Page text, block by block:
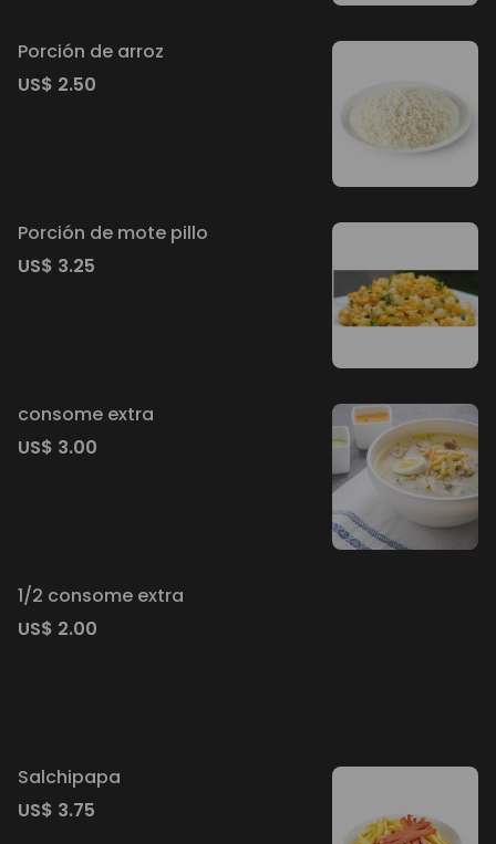
Porción de arroz
US$ 2.50
Porción de mote pillo
US$ 3.25
consome extra
US$ 3.00
1/2 consome extra
US$ 2.00
Salchipapa
US$ 3.75